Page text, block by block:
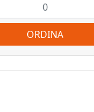
ORDINA